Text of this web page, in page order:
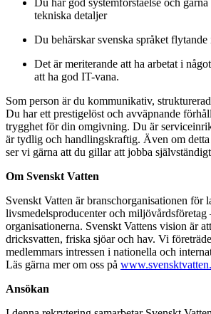
Du har god systemförståelse och
tekniska detaljer
Du behärskar svenska språket
Det är meriterande att ha arbetat i
att ha god IT-vana.
Som person är du kommunikativ,
Du har ett prestigelöst och avväpnande
trygghet för din omgivning. Du är
är tydlig och handlingskraftig. Även om detta
ser vi gärna att du gillar att jobba
Om Svenskt Vatten
Svenskt Vatten är branschorganisationen för
livsmedelsproducenter och
organisationerna. Svenskt Vattens vision är
dricksvatten, friska sjöar och hav. Vi
medlemmars intressen i nationella och
Läs gärna mer om oss på
Ansökan